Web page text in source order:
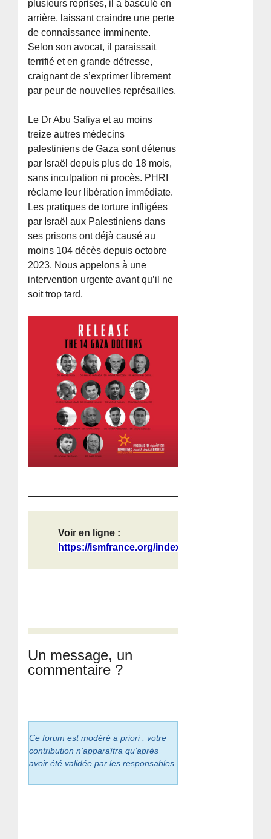
plusieurs reprises, il a basculé en
arrière, laissant craindre une perte
de connaissance imminente.
Selon son avocat, il paraissait
terrifié et en grande détresse,
craignant de s’exprimer librement
par peur de nouvelles représailles.
Le Dr Abu Safiya et au moins
treize autres médecins
palestiniens de Gaza sont détenus
par Israël depuis plus de 18 mois,
sans inculpation ni procès. PHRI
réclame leur libération immédiate.
Les pratiques de torture infligées
par Israël aux Palestiniens dans
ses prisons ont déjà causé au
moins 104 décès depuis octobre
2023. Nous appelons à une
intervention urgente avant qu’il ne
soit trop tard.
Voir en ligne :
https://ismfrance.org/index.php/202...
Un message, un
commentaire ?
Ce forum est modéré a priori : votre
contribution n’apparaîtra qu’après
avoir été validée par les responsables.